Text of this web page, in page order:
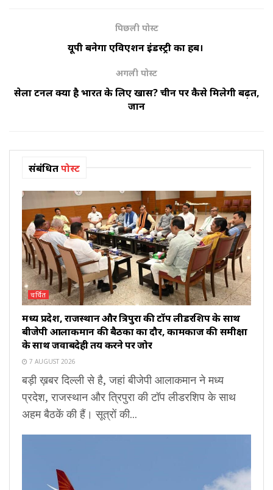
पिछली पोस्ट
यूपी बनेगा एविएशन इंडस्ट्री का हब।
अगली पोस्ट
सेला टनल क्यों है भारत के लिए खास? चीन पर कैसे मिलेगी बढ़त,
जानें
संबंधितपोस्ट
चर्चित
मध्य प्रदेश, राजस्थान और त्रिपुरा की टॉप लीडरशिप के साथ
बीजेपी आलाकमान की बैठकों का दौर, कामकाज की समीक्षा
के साथ जवाबदेही तय करने पर जोर
7 AUGUST 2026
बड़ी ख़बर दिल्ली से है, जहां बीजेपी आलाकमान ने मध्य
प्रदेश, राजस्थान और त्रिपुरा की टॉप लीडरशिप के साथ
अहम बैठकें की हैं। सूत्रों की...